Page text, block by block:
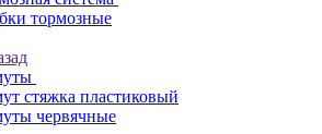
тормозные
стяжка пластиковый
червячные